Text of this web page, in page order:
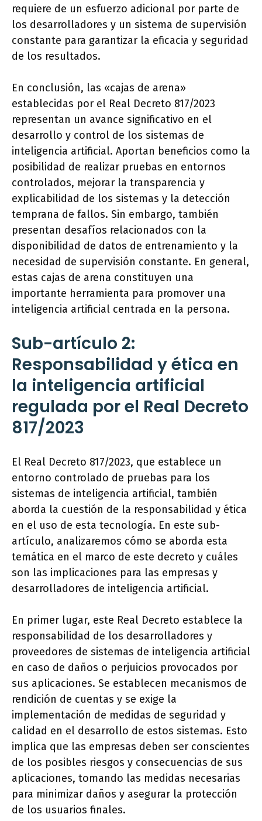
requiere de un esfuerzo adicional por parte de
los desarrolladores y un sistema de supervisión
constante para garantizar la eficacia y seguridad
de los resultados.
En conclusión, las «cajas de arena»
establecidas por el Real Decreto 817/2023
representan un avance significativo en el
desarrollo y control de los sistemas de
inteligencia artificial. Aportan beneficios como la
posibilidad de realizar pruebas en entornos
controlados, mejorar la transparencia y
explicabilidad de los sistemas y la detección
temprana de fallos. Sin embargo, también
presentan desafíos relacionados con la
disponibilidad de datos de entrenamiento y la
necesidad de supervisión constante. En general,
estas cajas de arena constituyen una
importante herramienta para promover una
inteligencia artificial centrada en la persona.
Sub-artículo 2:
Responsabilidad y ética en
la inteligencia artificial
regulada por el Real Decreto
817/2023
El Real Decreto 817/2023, que establece un
entorno controlado de pruebas para los
sistemas de inteligencia artificial, también
aborda la cuestión de la responsabilidad y ética
en el uso de esta tecnología. En este sub-
artículo, analizaremos cómo se aborda esta
temática en el marco de este decreto y cuáles
son las implicaciones para las empresas y
desarrolladores de inteligencia artificial.
En primer lugar, este Real Decreto establece la
responsabilidad de los desarrolladores y
proveedores de sistemas de inteligencia artificial
en caso de daños o perjuicios provocados por
sus aplicaciones. Se establecen mecanismos de
rendición de cuentas y se exige la
implementación de medidas de seguridad y
calidad en el desarrollo de estos sistemas. Esto
implica que las empresas deben ser conscientes
de los posibles riesgos y consecuencias de sus
aplicaciones, tomando las medidas necesarias
para minimizar daños y asegurar la protección
de los usuarios finales.